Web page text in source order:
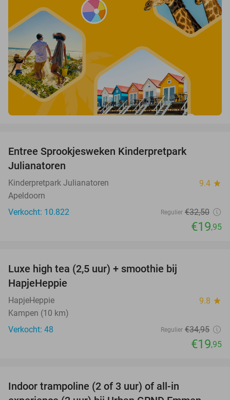
Entree Sprookjesweken Kinderpretpark
Julianatoren
Kinderpretpark Julianatoren 9.4 star
Apeldoorn
Verkocht: 10.822
Regulier €32,50
€19,95
Luxe high tea (2,5 uur) + smoothie bij
HapjeHeppie
HapjeHeppie 9.8 star
Kampen (10 km)
Verkocht: 48
Regulier €34,95
€19,95
Indoor trampoline (2 of 3 uur) of all-in